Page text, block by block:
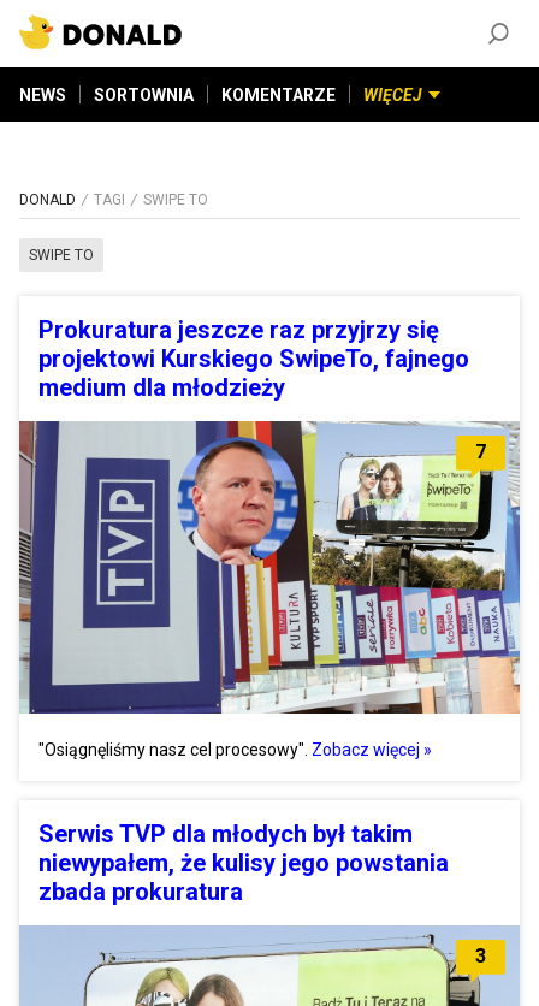
NEWS SORTOWNIA KOMENTARZE WIĘCEJ
DONALD TAGI SWIPE TO
SWIPE TO
Prokuratura jeszcze raz przyjrzy się
projektowi Kurskiego SwipeTo, fajnego
medium dla młodzieży
7
"Osiągnęliśmy nasz cel procesowy". Zobacz więcej »
Serwis TVP dla młodych był takim
niewypałem, że kulisy jego powstania
zbada prokuratura
3